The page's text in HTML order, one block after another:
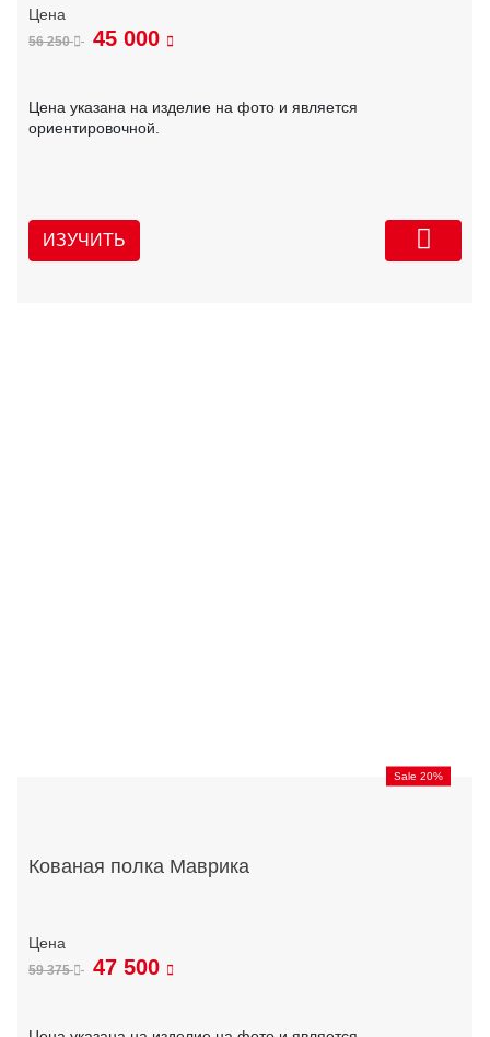
56 250 45 000
Цена указана на изделие на фото и является
ориентировочной.
ИЗУЧИТЬ
Sale 20%
Кованая полка Маврика
59 375 47 500